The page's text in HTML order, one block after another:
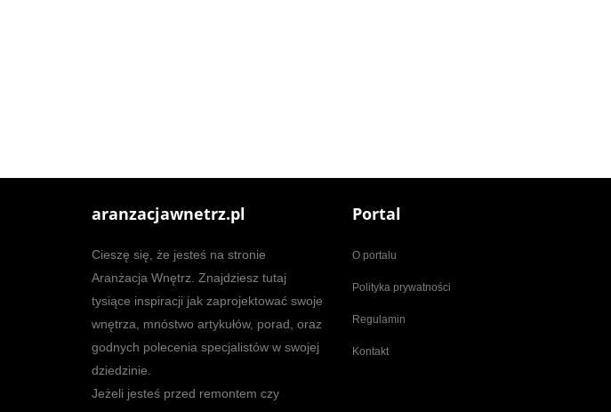
aranzacjawnetrz.pl
Cieszę się, że jesteś na stronie
Aranżacja Wnętrz. Znajdziesz tutaj
tysiące inspiracji jak zaprojektować swoje
wnętrza, mnóstwo artykułów, porad, oraz
godnych polecenia specjalistów w swojej
dziedzinie.
Jeżeli jesteś przed remontem czy
Portal
O portalu
Polityka prywatności
Regulamin
Kontakt